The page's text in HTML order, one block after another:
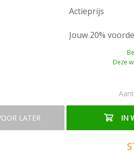
Actieprijs
Jouw 20%
Deze
LATER IN